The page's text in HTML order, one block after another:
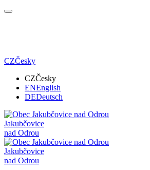
CZČesky
CZČesky
ENEnglish
DEDeutsch
Jakubčovice
nad Odrou
Jakubčovice
nad Odrou